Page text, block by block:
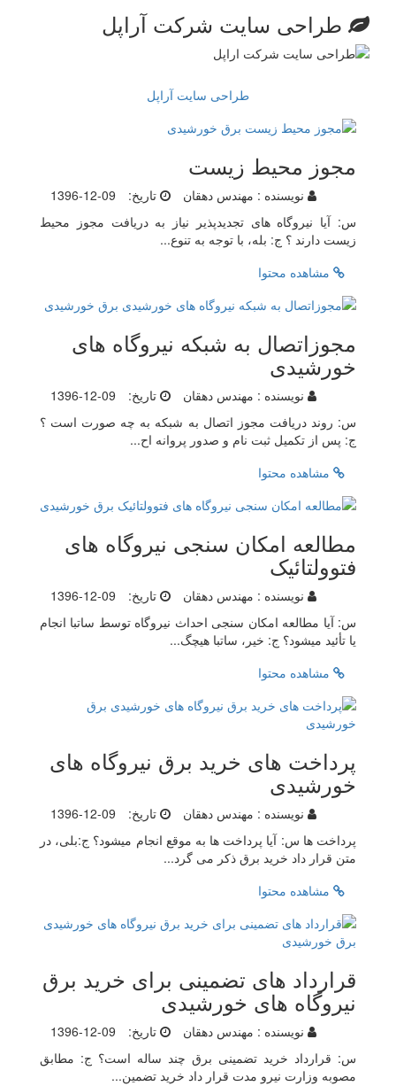
طراحی سایت شرکت آراپل
طراحی سایت آراپل
مجوز محیط زیست
نویسنده : مهندس دهقان تاریخ:
1396-12-09
س: آیا نیروگاه های تجدیدپذیر نیاز به دریافت مجوز محیط
زیست دارند ؟ ج: بله، با توجه به تنوع...
مشاهده محتوا
مجوزاتصال به شبکه نیروگاه های
خورشیدی
نویسنده : مهندس دهقان تاریخ:
1396-12-09
س: روند دریافت مجوز اتصال به شبکه به چه صورت است ؟
ج: پس از تکمیل ثبت نام و صدور پروانه اح...
مشاهده محتوا
مطالعه امکان سنجی نیروگاه های
فتوولتائیک
نویسنده : مهندس دهقان تاریخ:
1396-12-09
س: آیا مطالعه امکان سنجی احداث نیروگاه توسط ساتبا انجام
یا تأئید میشود؟ ج: خیر، ساتبا هیچگ...
مشاهده محتوا
پرداخت های خرید برق نیروگاه های
خورشیدی
نویسنده : مهندس دهقان تاریخ:
1396-12-09
پرداخت ها س: آیا پرداخت ها به موقع انجام میشود؟ ج:بلی، در
متن قرار داد خرید برق ذکر می گرد...
مشاهده محتوا
قرارداد های تضمینی برای خرید برق
نیروگاه های خورشیدی
نویسنده : مهندس دهقان تاریخ:
1396-12-09
س: قرارداد خرید تضمینی برق چند ساله است؟ ج: مطابق
مصوبه وزارت نیرو مدت قرار داد خرید تضمین...